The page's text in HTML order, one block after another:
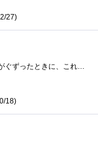
27)
18)